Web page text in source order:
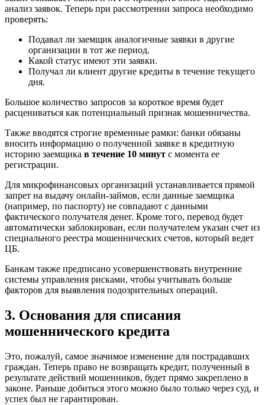
анализ заявок. Теперь при рассмотрении запроса необходимо
проверять:
Подавал ли заемщик аналогичные заявки в другие
организации в тот же период.
Какой статус имеют эти заявки.
Получал ли клиент другие кредиты в течение текущего
дня.
Большое количество запросов за короткое время будет
расцениваться как потенциальный признак мошенничества.
Также вводятся строгие временные рамки: банки обязаны
вносить информацию о полученной заявке в кредитную
историю заемщика в течение 10 минут с момента ее
регистрации.
Для микрофинансовых организаций устанавливается прямой
запрет на выдачу онлайн-займов, если данные заемщика
(например, по паспорту) не совпадают с данными
фактического получателя денег. Кроме того, перевод будет
автоматически заблокирован, если получателем указан счет из
специального реестра мошеннических счетов, который ведет
ЦБ.
Банкам также предписано усовершенствовать внутренние
системы управления рисками, чтобы учитывать больше
факторов для выявления подозрительных операций.
3. Основания для списания
мошеннического кредита
Это, пожалуй, самое значимое изменение для пострадавших
граждан. Теперь право не возвращать кредит, полученный в
результате действий мошенников, будет прямо закреплено в
законе. Раньше добиться этого можно было только через суд, и
успех был не гарантирован.